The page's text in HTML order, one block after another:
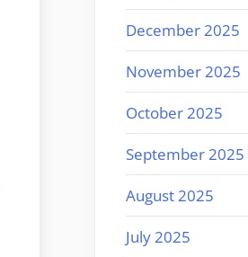
December 2025
November 2025
October 2025
September 2025
August 2025
July 2025